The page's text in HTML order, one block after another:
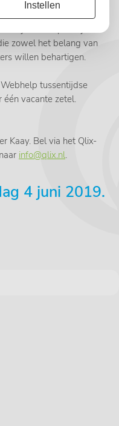
bij Webhelp? Wij
zowel het belang van
willen behartigen.
tussentijdse
vacante zetel.
Kaay. Bel via het Qlix-
info@qlix.nl.
4 juni 2019.